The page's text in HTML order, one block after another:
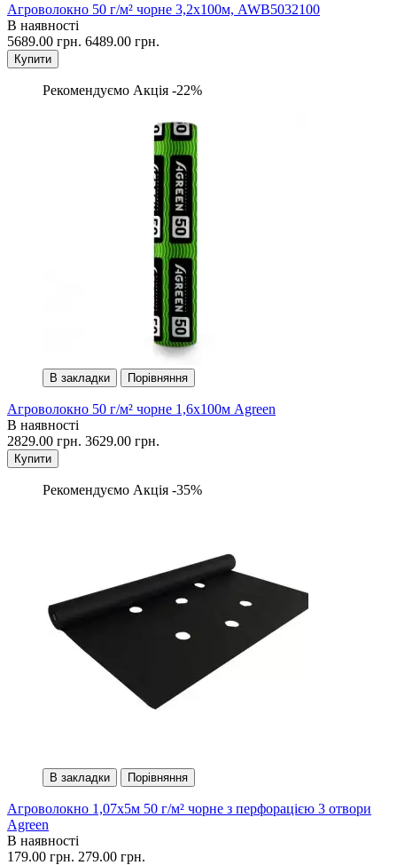
Агроволокно 50 г/м² чорне 3,2х100м, AWB5032100
В наявності
5689.00 грн. 6489.00 грн.
Купити
Рекомендуємо Акція -22%
В закладки Порівняння
Агроволокно 50 г/м² чорне 1,6х100м Agreen
В наявності
2829.00 грн. 3629.00 грн.
Купити
Рекомендуємо Акція -35%
В закладки Порівняння
Агроволокно 1,07х5м 50 г/м² чорне з перфорацією 3 отвори
Agreen
В наявності
179.00 грн. 279.00 грн.